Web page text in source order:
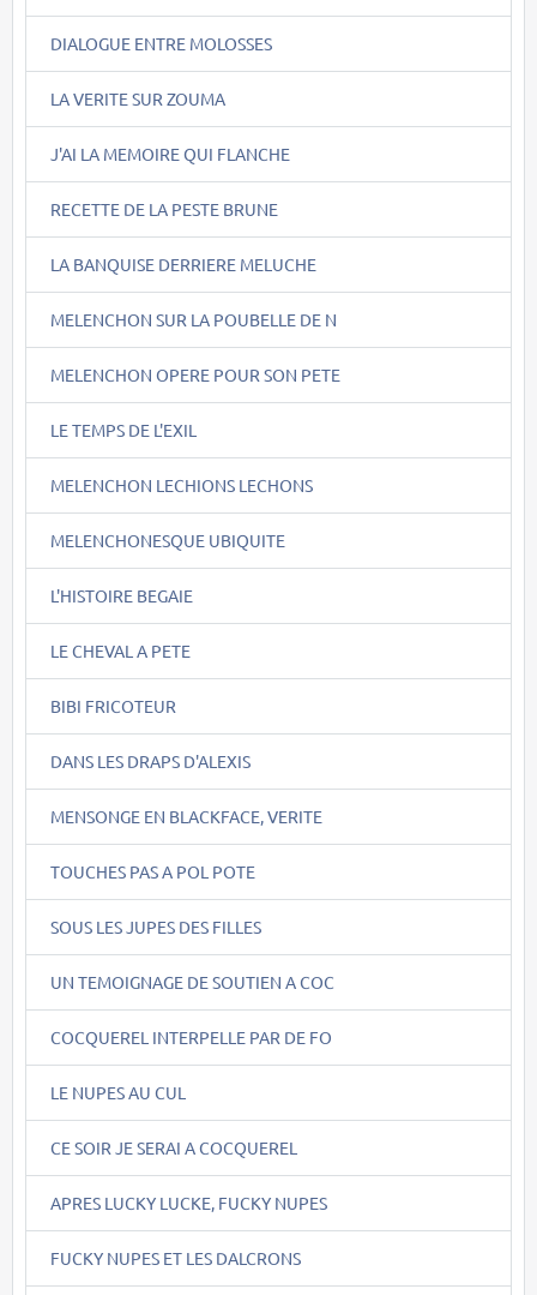
DIALOGUE ENTRE MOLOSSES
LA VERITE SUR ZOUMA
J'AI LA MEMOIRE QUI FLANCHE
RECETTE DE LA PESTE BRUNE
LA BANQUISE DERRIERE MELUCHE
MELENCHON SUR LA POUBELLE DE N
MELENCHON OPERE POUR SON PETE
LE TEMPS DE L'EXIL
MELENCHON LECHIONS LECHONS
MELENCHONESQUE UBIQUITE
L'HISTOIRE BEGAIE
LE CHEVAL A PETE
BIBI FRICOTEUR
DANS LES DRAPS D'ALEXIS
MENSONGE EN BLACKFACE, VERITE
TOUCHES PAS A POL POTE
SOUS LES JUPES DES FILLES
UN TEMOIGNAGE DE SOUTIEN A COC
COCQUEREL INTERPELLE PAR DE FO
LE NUPES AU CUL
CE SOIR JE SERAI A COCQUEREL
APRES LUCKY LUCKE, FUCKY NUPES
FUCKY NUPES ET LES DALCRONS